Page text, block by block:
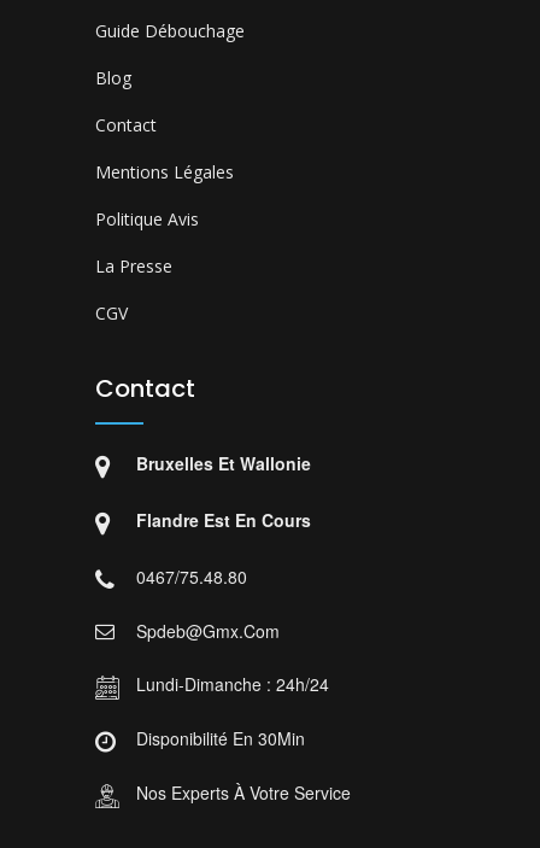
Guide Débouchage
Blog
Contact
Mentions Légales
Politique Avis
La Presse
CGV
Contact
Bruxelles Et Wallonie
Flandre Est En Cours
0467/75.48.80
Spdeb@gmx.com
Lundi-Dimanche : 24h/24
Disponibilité En 30Min
Nos Experts À Votre Service